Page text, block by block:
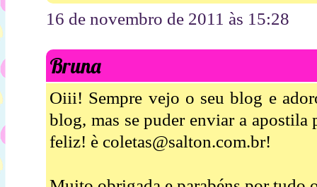
16 de novembro de 2011 às 15:28
Bruna
Oiii! Sempre vejo o seu blog e
blog, mas se puder enviar a
feliz! è coletas@salton.com.br!